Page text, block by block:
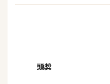
頭獎